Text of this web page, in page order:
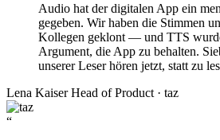
Audio hat der digitalen App ein
gegeben. Wir haben die Stimmen
Kollegen geklont — und TTS
Argument, die App zu behalten.
unserer Leser hören jetzt, statt zu
Lena Kaiser Head of Product · taz
“